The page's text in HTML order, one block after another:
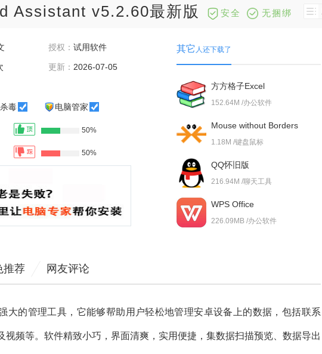
Assistant v5.2.60最新版 安全 无捆绑
授权：试用软件
更新： 2026-07-05
毒 电脑管家
50%
50%
其它 人还下载了
方方格子Excel
152.64M /办公软件
Mouse without Borders
1.18M /键盘鼠标
QQ怀旧版
216.94M /聊天工具
WPS Office
226.09MB /办公软件
推荐 网友评论
大的管理工具，它能够帮助用户轻松地管理安卓设备上的数据，包括联系
视频等。软件精致小巧，界面清爽，实用便捷，集数据扫描预览、数据导出